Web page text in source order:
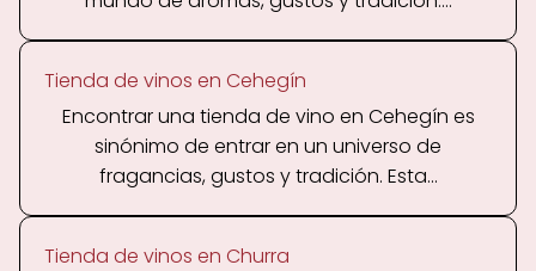
Tienda de vinos en Cehegín
Encontrar una tienda de vino en Cehegín es
sinónimo de entrar en un universo de
fragancias, gustos y tradición. Esta...
Tienda de vinos en Churra